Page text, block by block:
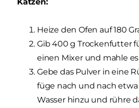
Heize den Ofen auf 180
Gib 400 g Trockenfutter
einen Mixer und mahle
Gebe das Pulver in eine
füge nach und nach etwa
Wasser hinzu und rühre